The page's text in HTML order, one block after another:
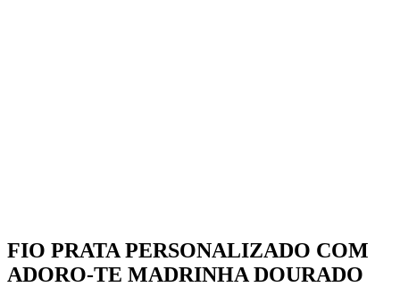
FIO PRATA PERSONALIZADO COM
ADORO-TE MADRINHA DOURADO